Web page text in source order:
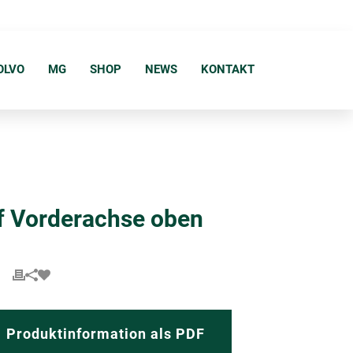
MG SHOP NEWS KONTAKT
Vorderachse oben
Produktinformation als PDF